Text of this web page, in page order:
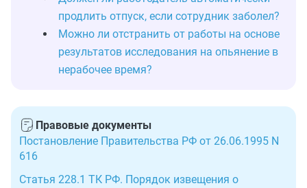
продлить отпуск, если сотрудник заболел?
Можно ли отстранить от работы на основе
результатов исследования на опьянение в
нерабочее время?
Правовые документы
Постановление Правительства РФ от 26.06.1995 N
616
Статья 228.1 ТК РФ. Порядок извещения о